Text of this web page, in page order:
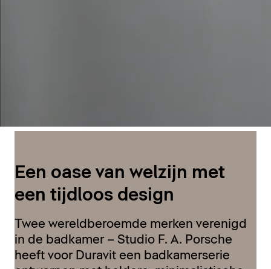
Een oase van welzijn met
een tijdloos design
Twee wereldberoemde merken verenigd
in de badkamer – Studio F. A. Porsche
heeft voor Duravit een badkamerserie